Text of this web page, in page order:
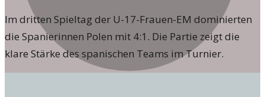
Im dritten Spieltag der U-17-Frauen-EM dominierten
die Spanierinnen Polen mit 4:1. Die Partie zeigt die
klare Stärke des spanischen Teams im Turnier.